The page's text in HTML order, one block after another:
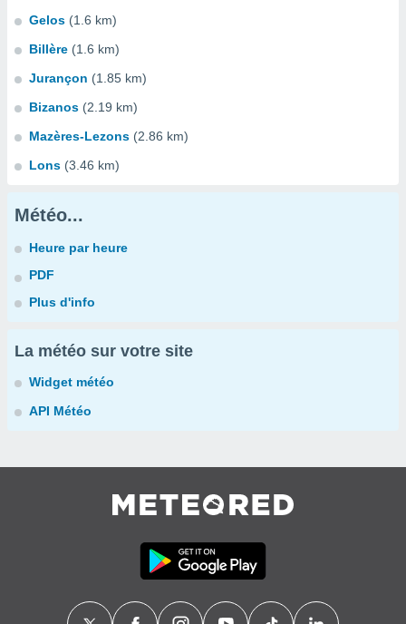
Gelos (1.6 km)
Billère (1.6 km)
Jurançon (1.85 km)
Bizanos (2.19 km)
Mazères-Lezons (2.86 km)
Lons (3.46 km)
Météo...
Heure par heure
PDF
Plus d'info
La météo sur votre site
Widget météo
API Météo